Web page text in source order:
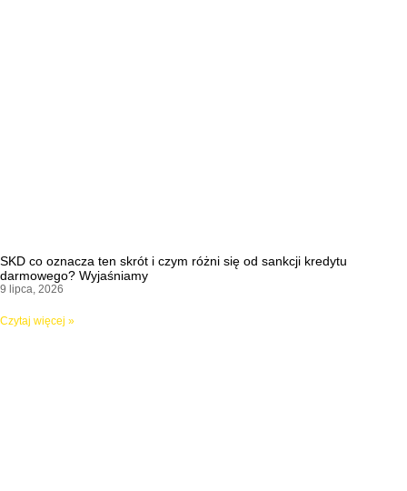
SKD co oznacza ten skrót i czym różni się od sankcji kredytu
darmowego? Wyjaśniamy
9 lipca, 2026
Czytaj więcej »